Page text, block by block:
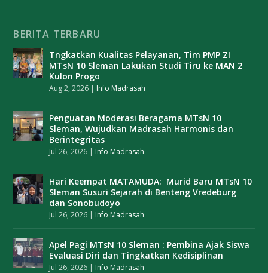
BERITA TERBARU
Tngkatkan Kualitas Pelayanan, Tim PMP ZI
MTsN 10 Sleman Lakukan Studi Tiru ke MAN 2
Kulon Progo
Aug 2, 2026 | Info Madrasah
Penguatan Moderasi Beragama MTsN 10
Sleman, Wujudkan Madrasah Harmonis dan
Berintegritas
Jul 26, 2026 | Info Madrasah
Hari Keempat MATAMUDA: Murid Baru MTsN 10
Sleman Susuri Sejarah di Benteng Vredeburg
dan Sonobudoyo
Jul 26, 2026 | Info Madrasah
Apel Pagi MTsN 10 Sleman : Pembina Ajak Siswa
Evaluasi Diri dan Tingkatkan Kedisiplinan
Jul 26, 2026 | Info Madrasah